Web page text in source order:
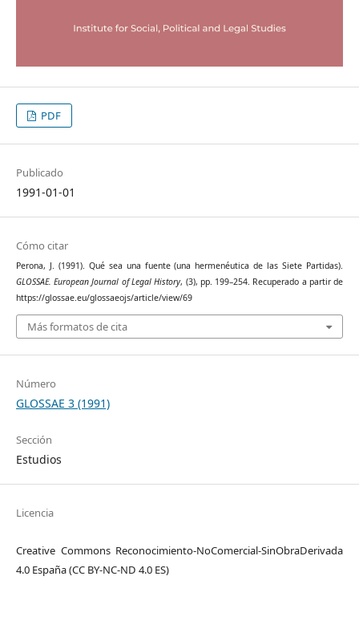
PDF
Publicado
1991-01-01
Cómo citar
Perona, J. (1991). Qué sea una fuente (una hermenéutica de las Siete Partidas).
GLOSSAE. European Journal of Legal History, (3), pp. 199–254. Recuperado a partir de
https://glossae.eu/glossaeojs/article/view/69
Más formatos de cita
Número
GLOSSAE 3 (1991)
Sección
Estudios
Licencia
Creative Commons Reconocimiento-NoComercial-SinObraDerivada
4.0 España (CC BY-NC-ND 4.0 ES)